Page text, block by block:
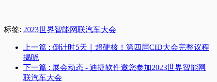
标签: 2023世界智能网联汽车大会
上一篇 : 倒计时5天｜超硬核！第四届CID大会完整议程
揭晓
下一篇 : 展会动态 - 迪捷软件邀您参加2023世界智能网
联汽车大会